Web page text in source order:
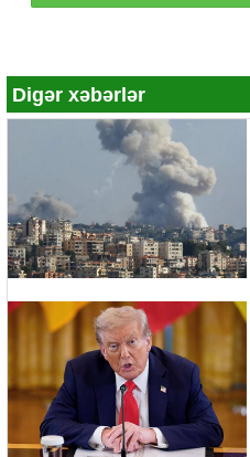
Digər xəbərlər